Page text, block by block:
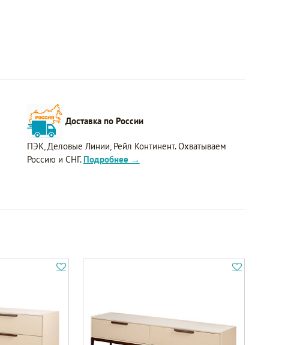
Доставка по России
ПЭК, Деловые Линии, Рейл Континент. Охватываем
Россию и СНГ. Подробнее →